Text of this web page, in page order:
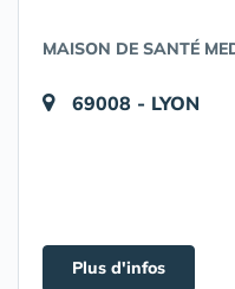
MAISON DE SANTÉ
69008 - LYON
Plus d'infos